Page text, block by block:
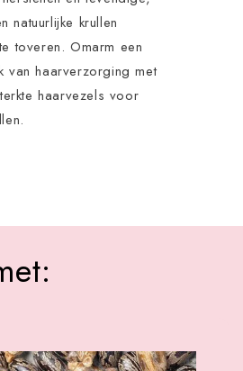
natuurlijke krullen
toveren. Omarm een
van haarverzorging met
haarvezels voor